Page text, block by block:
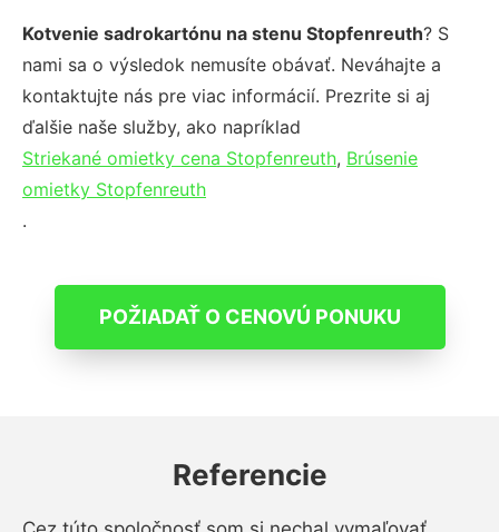
Kotvenie sadrokartónu na stenu Stopfenreuth? S
nami sa o výsledok nemusíte obávať. Neváhajte a
kontaktujte nás pre viac informácií. Prezrite si aj
ďalšie naše služby, ako napríklad
Striekané omietky cena Stopfenreuth, Brúsenie
omietky Stopfenreuth
.
POŽIADAŤ O CENOVÚ PONUKU
Referencie